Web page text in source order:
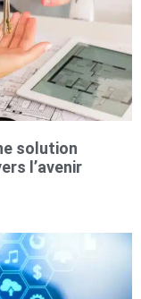
solution
l’avenir